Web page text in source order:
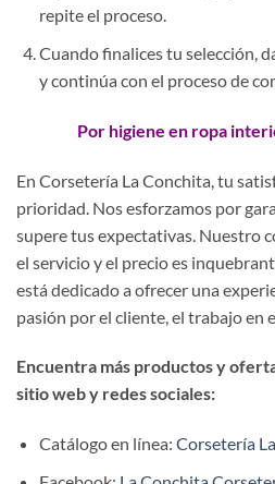
repite el proceso.
Cuando finalices tu selección,
y continúa con el proceso de
Por higiene en ropa
En Corsetería La Conchita, tu
prioridad. Nos esforzamos por
supere tus expectativas. Nuestro
el servicio y el precio es
está dedicado a ofrecer una
pasión por el cliente, el trabajo en
Encuentra más productos y
sitio web y redes sociales:
Catálogo en línea: Corsetería